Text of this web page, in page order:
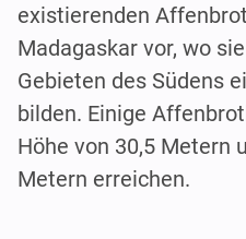
existierenden
Madagaskar vor, wo
Gebieten des Südens
bilden. Einige
Höhe von 30,5 Metern
Metern erreichen.